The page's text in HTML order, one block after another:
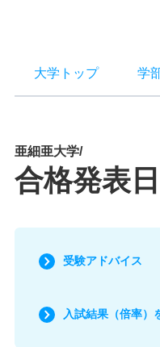
大学トップ 学
亜細亜大学/
合格発表日
受験アドバイス
入試結果（倍率）